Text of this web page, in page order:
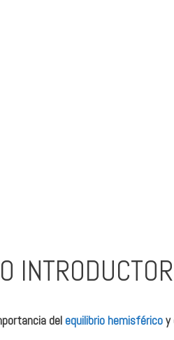
del equilibrio hemisféricoy